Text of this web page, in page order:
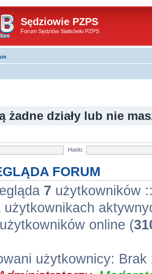
Sędziowie PZPS
Forum Sędziów Siatkówki PZPS
żadne działy lub nie
Hasło:
FORUM
7 użytkowników
użytkownikach
online (
użytkownicy: